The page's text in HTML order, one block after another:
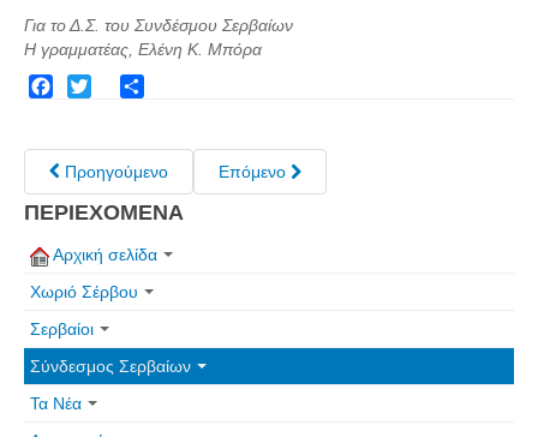
Για το Δ.Σ. του Συνδέσμου Σερβαίων
Η γραμματέας, Ελένη Κ. Μπόρα
Προηγούμενο Επόμενο
ΠΕΡΙΕΧΟΜΕΝΑ
Αρχική σελίδα
Χωριό Σέρβου
Σερβαίοι
Σύνδεσμος Σερβαίων
Τα Νέα